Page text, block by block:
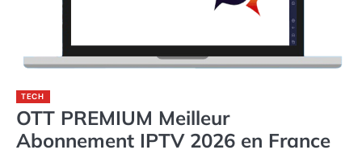
TECH
OTT PREMIUM Meilleur
Abonnement IPTV 2026 en France